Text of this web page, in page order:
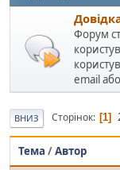
Форум
email
ВНИЗ Сторінок 1
Тема /Автор